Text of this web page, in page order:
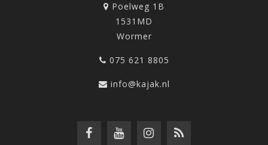
Poelweg 1B
1531MD
Wormer
075 621 8805
info@kajak.nl